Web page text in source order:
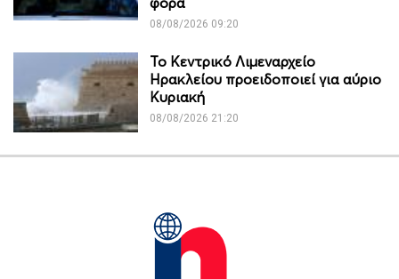
08/08/2026 09:20
Το Κεντρικό Λιμεναρχείο
Ηρακλείου προειδοποιεί για αύριο
Κυριακή
08/08/2026 21:20